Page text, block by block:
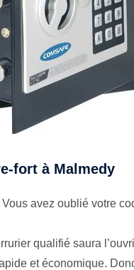
fort à Malmedy
Vous avez oublié votre
qualifié saura
et économique.